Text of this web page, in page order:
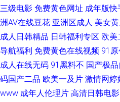
三级电影 免费黄色网址 成年版快
洲AV在线豆花 亚洲区成人 美女
成人日韩精品 日韩福利专区 欧美
导航福利 免费黄色在线视频 91
成人在线无码 91黑料不 国产极
码国产二品 欧美一及片 激情网婷
www 成年人伦理片 高清日韩电影